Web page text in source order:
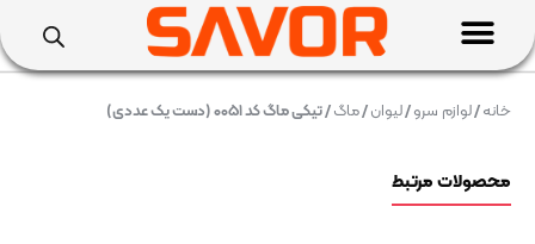
خانه/لوازم سرو/لیوان/ماگ/ تیکی ماگ کد ۰۰۵۱ (دست یک عددی)
محصولات مرتبط